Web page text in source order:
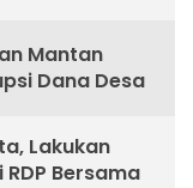
Mantan
Dana Desa
Lakukan
Bersama